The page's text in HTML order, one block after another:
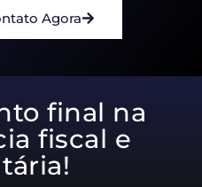
Agora
final na
fiscal e